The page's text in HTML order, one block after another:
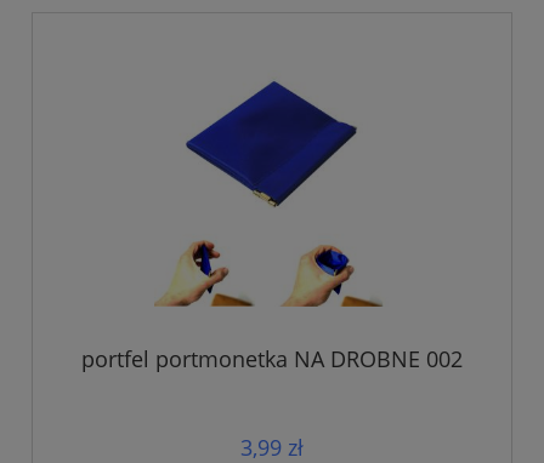
portfel portmonetka NA DROBNE 002
3,99 zł